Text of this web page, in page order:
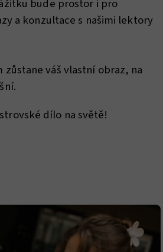
bude prostor i pro
a konzultace s našimi lektory
zůstane váš vlastní obraz, na
dílo na světě!